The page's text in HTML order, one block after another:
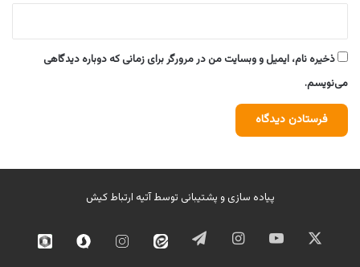
ذخیره نام، ایمیل و وبسایت من در مرورگر برای زمانی که دوباره دیدگاهی
می‌نویسم.
پیاده سازی و پشتیبانی توسطآتیه ارتباط کیش
ایکس یوتیوب اینستاگرامتلگرام ایتا اینستاگرامسروش